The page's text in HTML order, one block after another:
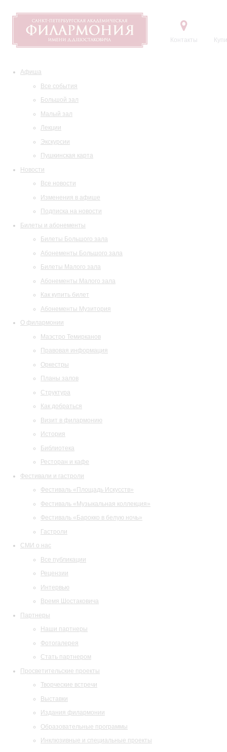
Контакты
Афиша
Все события
Большой зал
Малый зал
Лекции
Экскурсии
Пушкинская карта
Новости
Все новости
Изменения в афише
Подписка на новости
Билеты и абонементы
Билеты Большого зала
Абонементы Большого зала
Билеты Малого зала
Абонементы Малого зала
Как купить билет
Абонементы Музитория
О филармонии
Маэстро Темирканов
Правовая информация
Оркестры
Планы залов
Структура
Как добраться
Визит в филармонию
История
Библиотека
Ресторан и кафе
Фестивали и гастроли
Фестиваль «Площадь Искусств»
Фестиваль «Музыкальная коллекция»
Фестиваль «Барокко в белую ночь»
Гастроли
СМИ о нас
Все публикации
Рецензии
Интервью
Время Шостаковича
Партнеры
Наши партнеры
Фотогалерея
Стать партнером
Просветительские проекты
Творческие встречи
Выставки
Издания филармонии
Образовательные программы
Инклюзивные и специальные проекты